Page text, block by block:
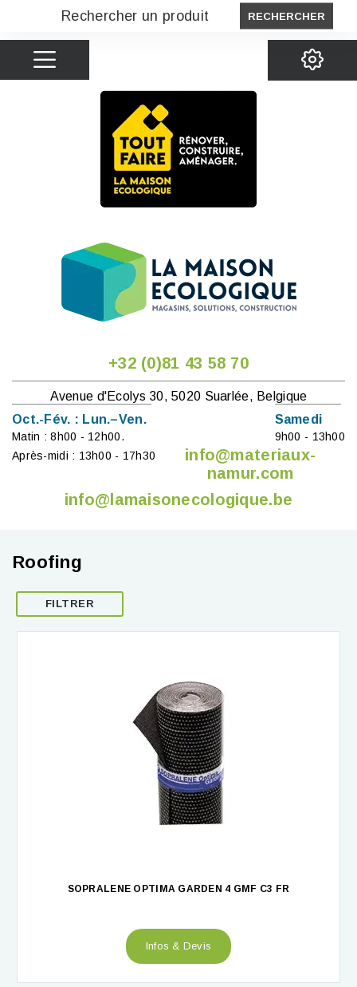
RECHERCHER
+32 (0)81 43 58 70
Avenue d'Ecolys 30, 5020 Suarlée, Belgique
Oct.-Fév. : Lun.–Ven.
Matin : 8h00 - 12h00.
Après-midi : 13h00 - 17h30
Samedi
9h00 - 13h00
info@materiaux-
namur.com
info@lamaisonecologique.be
Roofing
SOPRALENE OPTIMA GARDEN 4 GMF C3 FR
Infos & Devis
FILTRER